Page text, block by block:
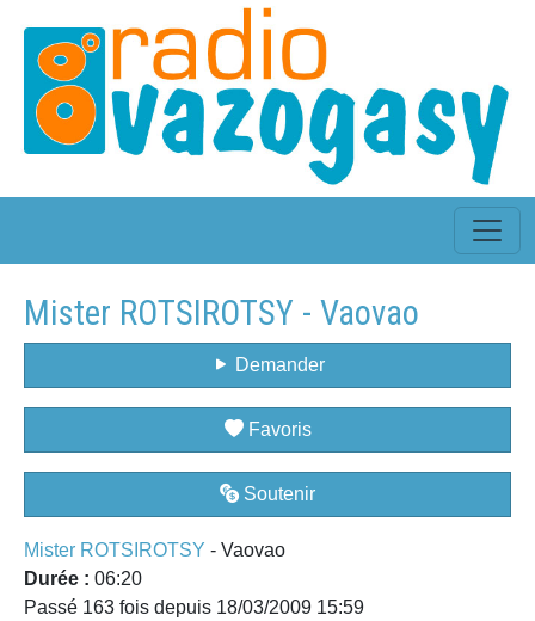
Mister ROTSIROTSY - Vaovao
Demander
Favoris
Soutenir
Mister ROTSIROTSY - Vaovao
Durée : 06:20
Passé 163 fois depuis 18/03/2009 15:59